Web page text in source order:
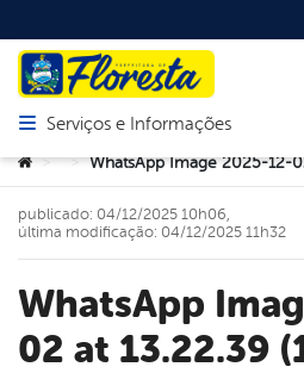
Abrir menu principal de
Serviços e Informações
Você está aqui:
> > WhatsApp Image 2025-12-
WhatsApp Image 2025-12-
02 at 13.22.39
publicado: 04/12/2025 10h06,
última modificação: 04/12/2025 11h32